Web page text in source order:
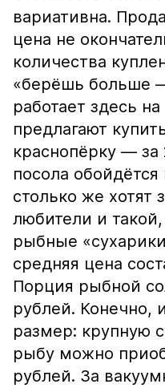
вариативна.
цена не
количества
«берёшь больше
работает здесь
предлагают
краснопёрку — за
посола
столько же хотят
любители и
рыбные
средняя цена
Порция рыбной
рублей. Конечно,
размер: крупную
рыбу можно
рублей. За